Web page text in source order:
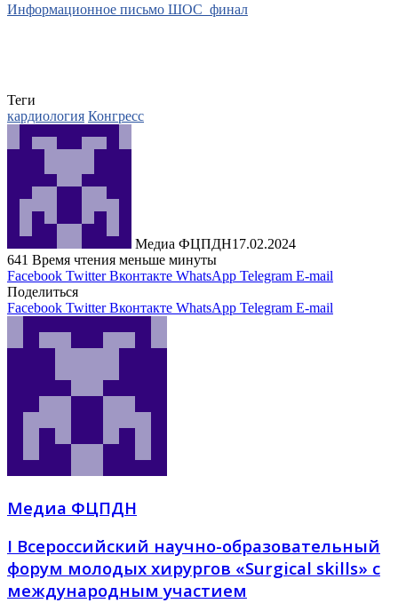
Информационное письмо ШОС_финал
Теги
кардиология Конгресс
Медиа ФЦПДН17.02.2024
641 Время чтения меньше минуты
Facebook Twitter Вконтакте WhatsApp Telegram E-mail
Поделиться
Facebook Twitter Вконтакте WhatsApp Telegram E-mail
Медиа ФЦПДН
І Всероссийский научно-образовательный
форум молодых хирургов «Surgical skills» с
международным участием